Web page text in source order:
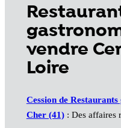
vendre
Loire
Cession de
Cher (41): Des affaires